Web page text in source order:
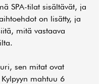
SPA-tilat sisältävät, ja
on lisätty, ja
mitä vastaava
sen mitat ovat
mahtuu 6